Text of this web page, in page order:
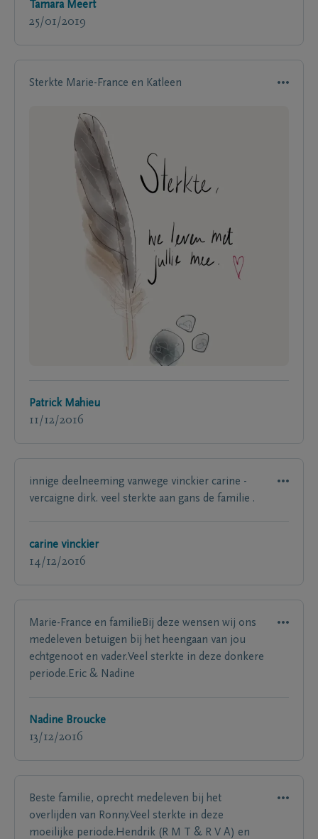
Tamara Meert
25/01/2019
Sterkte Marie-France en Katleen
Patrick Mahieu
11/12/2016
innige deelneeming vanwege vinckier carine -
vercaigne dirk. veel sterkte aan gans de familie .
carine vinckier
14/12/2016
Marie-France en familieBij deze wensen wij ons
medeleven betuigen bij het heengaan van jou
echtgenoot en vader.Veel sterkte in deze donkere
periode.Eric & Nadine
Nadine Broucke
13/12/2016
Beste familie, oprecht medeleven bij het
overlijden van Ronny.Veel sterkte in deze
moeilijke periode.Hendrik (R M T & R V A) en